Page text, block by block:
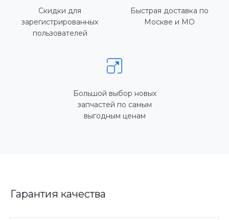
Скидки для
зарегистрированных
пользователей
Быстрая доставка по
Москве и МО
Большой выбор новых
запчастей по самым
выгодным ценам
Гарантия качества